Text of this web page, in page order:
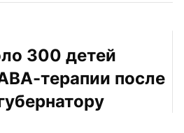
300 детей
терапии после